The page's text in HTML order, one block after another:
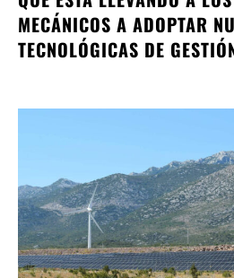
MECÁNICOS A ADOPTAR
TECNOLÓGICAS DE